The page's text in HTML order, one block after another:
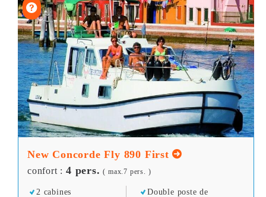
New Concorde Fly 890 First
confort : 4 pers. ( max.7 pers. )
2 cabines
Double poste de